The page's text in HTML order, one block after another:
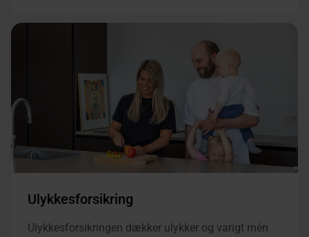
Ulykkesforsikring
Ulykkesforsikringen dækker ulykker og varigt mén